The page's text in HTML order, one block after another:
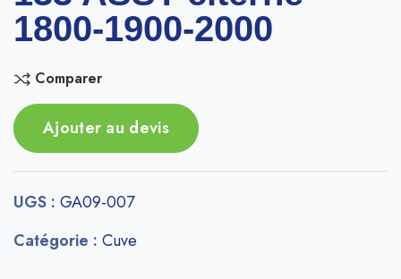
1800-1900-2000
Comparer
Ajouter au devis
UGS : GA09-007
Catégorie : Cuve